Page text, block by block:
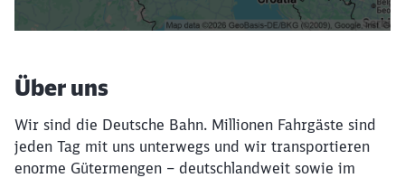
Über uns
Wir sind die Deutsche Bahn. Millionen Fahrgäste sind
jeden Tag mit uns unterwegs und wir transportieren
enorme Gütermengen – deutschlandweit sowie im